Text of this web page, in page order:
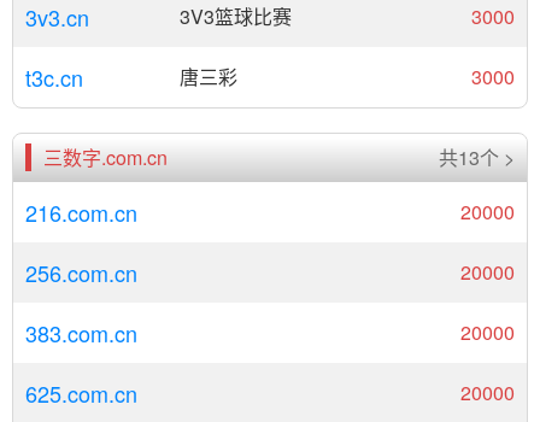
3v3.cn 3V3篮球比赛 3000
t3c.cn 唐三彩 3000
三数字.com.cn 共13个 >
216.com.cn 20000
256.com.cn 20000
383.com.cn 20000
625.com.cn 20000